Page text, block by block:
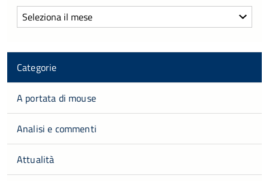
Archivi
Categorie
A portata di mouse
Analisi e commenti
Attualità